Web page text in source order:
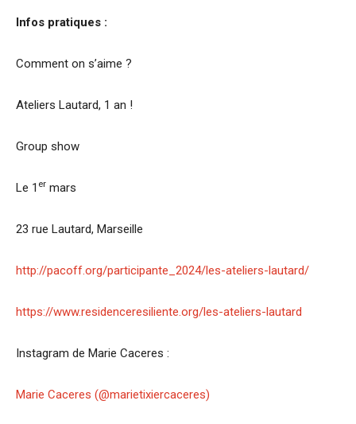
Infos pratiques :
Comment on s’aime ?
Ateliers Lautard, 1 an !
Group show
Le 1 er mars
23 rue Lautard, Marseille
http://pacoff.org/participante_2024/les-ateliers-lautard/
https://www.residenceresiliente.org/les-ateliers-lautard
Instagram de Marie Caceres :
Marie Caceres (@marietixiercaceres)